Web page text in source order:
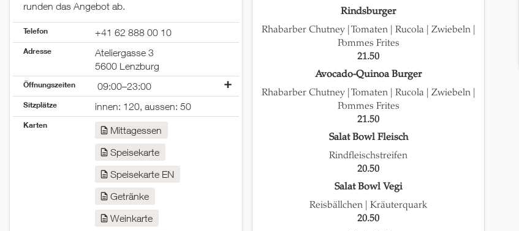
runden das Angebot ab.
Telefon +41 62 888 00 10
Adresse
Ateliergasse 3
5600 Lenzburg
Öffnungszeiten
09:00–23:00
Montag
Mittwoch
09:00–23:00
09:00–23:00
09:00–23:00
09:00–23:00
geschlossen
Sitzplätze innen: 120, aussen: 50
Karten
Mittagessen
Speisekarte
Speisekarte EN
Getränke
Weinkarte
Rindsburger
Rhabarber Chutney | Tomaten | Rucola | Zwiebeln |
Pommes Frites
21.50
Avocado-Quinoa Burger
Rhabarber Chutney | Tomaten | Rucola | Zwiebeln |
Pommes Frites
21.50
Salat Bowl Fleisch
Rindfleischstreifen
20.50
Salat Bowl Vegi
Reisbällchen | Kräuterquark
20.50